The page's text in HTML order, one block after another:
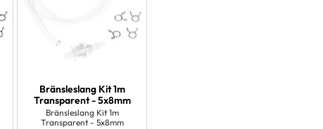
Bränsleslang Kit 1m
Transparent - 5x8mm
Bränsleslang Kit 1m
Transparent - 5x8mm